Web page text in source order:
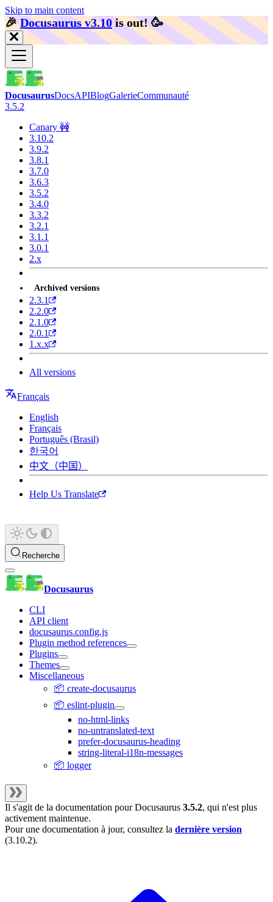
Skip to main content
🎉️Docusaurus v3.10 is out! 🥳️
DocusaurusDocsAPIBlogGalerieCommunauté
3.5.2
Canary 🚧
3.10.2
3.9.2
3.8.1
3.7.0
3.6.3
3.5.2
3.4.0
3.3.2
3.2.1
3.1.1
3.0.1
2.x
Archived versions
2.3.1
2.2.0
2.1.0
2.0.1
1.x.x
All versions
Français
English
Français
Português (Brasil)
한국어
中文（中国）
Help Us Translate
Recherche
Docusaurus
CLI
API client
docusaurus.config.js
Plugin method references
Plugins
Themes
Miscellaneous
📦 create-docusaurus
📦 eslint-plugin
no-html-links
no-untranslated-text
prefer-docusaurus-heading
string-literal-i18n-messages
📦 logger
Il s'agit de la documentation pourDocusaurus 3.5.2, qui n'est plus
activement maintenue.
Pour une documentation à jour, consultez la dernière version
(3.10.2).